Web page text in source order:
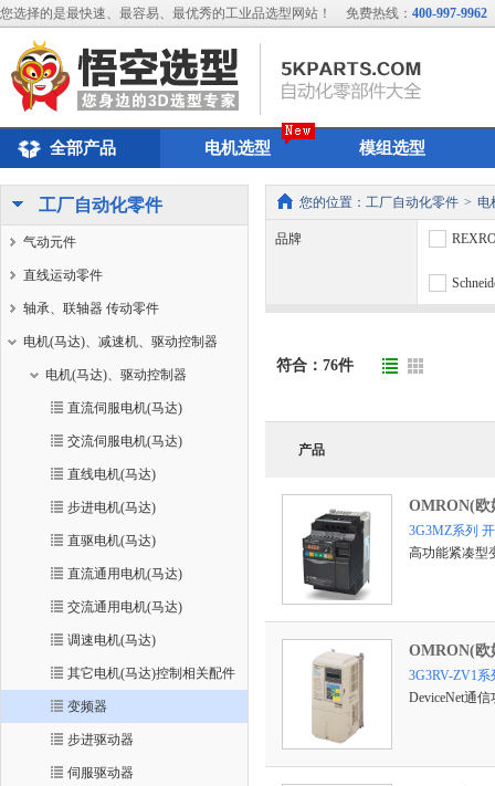
您选择的是最快速、最容易、最优秀的工业品选型网站！ 免费热线： 400-997-9962
全部产品 电机选型 模组选型
工厂自动化零件
气动元件
直线运动零件
轴承、联轴器 传动零件
电机(马达)、减速机、驱动控制器
电机(马达)、驱动控制器
直流伺服电机(马达)
交流伺服电机(马达)
直线电机(马达)
步进电机(马达)
直驱电机(马达)
直流通用电机(马达)
交流通用电机(马达)
调速电机(马达)
其它电机(马达)控制相关配件
变频器
步进驱动器
伺服驱动器
您的位置： 工厂自动化零件 > 电
品牌
符合： 76件
产品
OMRON(欧
3G3MZ系列
高功能紧凑型
OMRON(欧
3G3RV-ZV1
DeviceNet通